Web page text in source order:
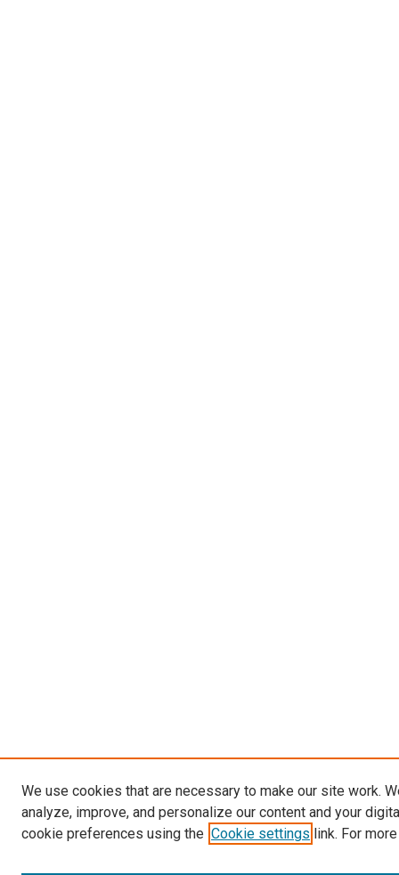
We use cookies that are necessary to make our site work.
analyze, improve, and personalize our content and your
cookie preferences using the Cookie settings link. For